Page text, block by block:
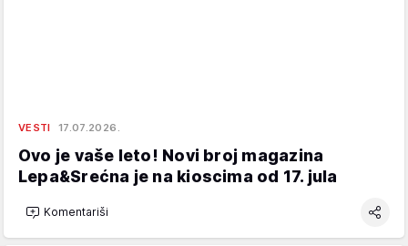
VESTI 17.07.2026.
Ovo je vaše leto! Novi broj magazina
Lepa&Srećna je na kioscima od 17. jula
Komentariši